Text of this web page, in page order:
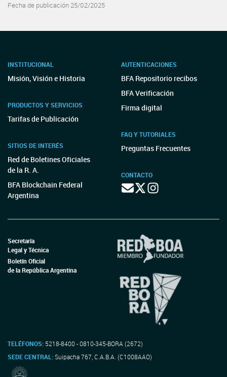
Fecha de publicación 25/02/2025
INSTITUCIONAL
Misión, Visión e Historia
PRODUCTOS Y SERVICIOS
Tarifas de Publicación
SITIOS DE INTERÉS
Red de Boletines Oficiales
de la R. A.
BFA Blockchain Federal
Argentina
AUTENTICACIONES
BFA Repositorio recibos
BFA Verificación
Firma digital
FAQ Y TUTORIALES
Preguntas Frecuentes
CONTACTO
Secretaría
Legal y Técnica
Boletín Oficial
de la República Argentina
TELÉFONOS: 5218-8400 - 0810-345-BORA (2672)
SEDE CENTRAL:Suipacha 767, C.A.B.A. (C1008AAO)